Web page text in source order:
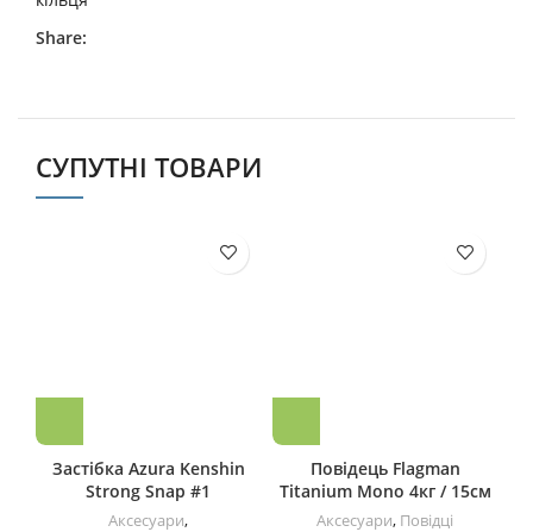
Share:
СУПУТНІ ТОВАРИ
Застiбка Azura Kenshin
Strong Snap #1
Аксесуари,
Повідець Flagman
Titanium Mono 4кг / 15см
Аксесуари, Повідці